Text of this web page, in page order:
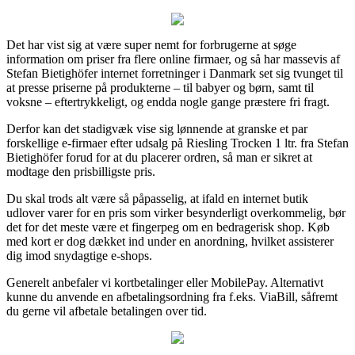
Det har vist sig at være super nemt for forbrugerne at søge
information om priser fra flere online firmaer, og så har massevis af
Stefan Bietighöfer internet forretninger i Danmark set sig tvunget til
at presse priserne på produkterne – til babyer og børn, samt til
voksne – eftertrykkeligt, og endda nogle gange præstere fri fragt.
Derfor kan det stadigvæk vise sig lønnende at granske et par
forskellige e-firmaer efter udsalg på Riesling Trocken 1 ltr. fra Stefan
Bietighöfer forud for at du placerer ordren, så man er sikret at
modtage den prisbilligste pris.
Du skal trods alt være så påpasselig, at ifald en internet butik
udlover varer for en pris som virker besynderligt overkommelig, bør
det for det meste være et fingerpeg om en bedragerisk shop. Køb
med kort er dog dækket ind under en anordning, hvilket assisterer
dig imod snydagtige e-shops.
Generelt anbefaler vi kortbetalinger eller MobilePay. Alternativt
kunne du anvende en afbetalingsordning fra f.eks. ViaBill, såfremt
du gerne vil afbetale betalingen over tid.